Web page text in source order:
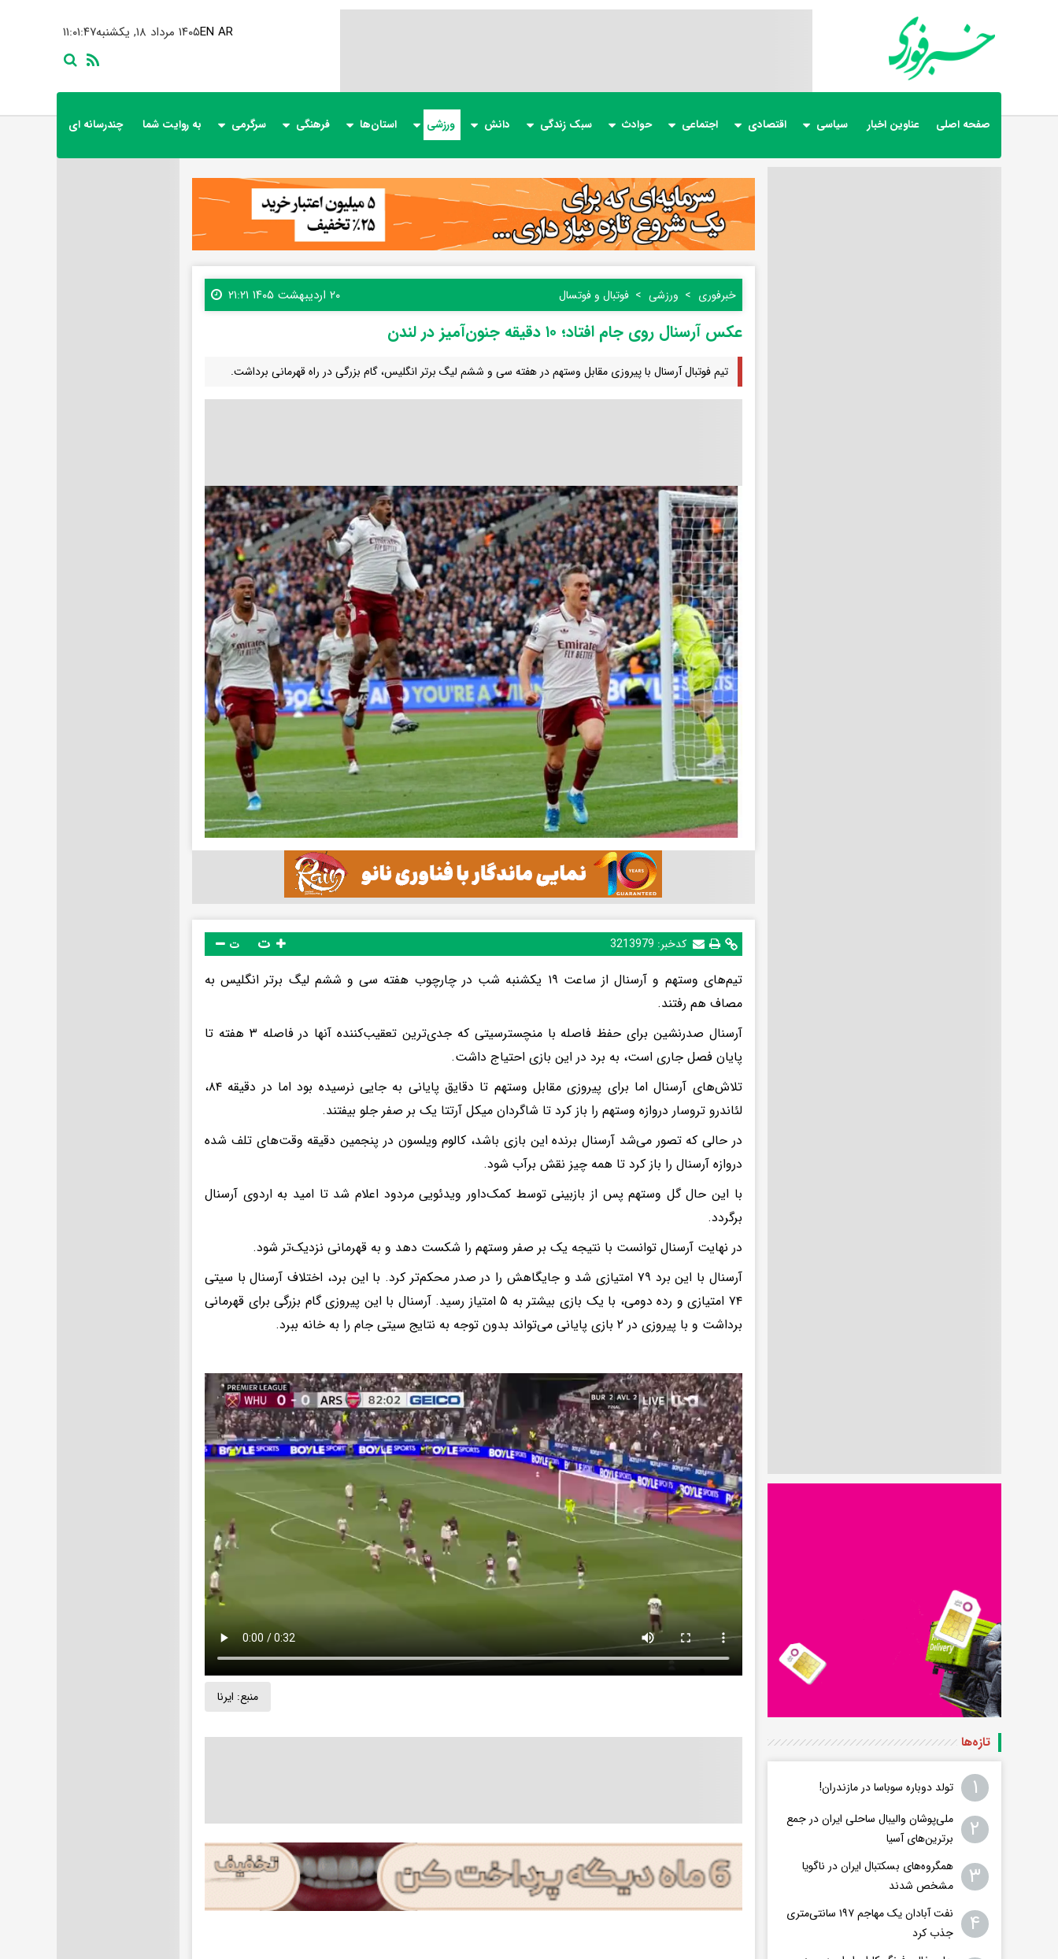
۱۱:۰۱:۴۸ ۱۴۰۵ مرداد ۱۸, یکشنبهEN AR
صفحه اصلی عناوین اخبار سیاسی اقتصادی اجتماعی حوادث سبک زندگی دانش ورزشی استان‌ها فرهنگی سرگرمی به روایت شما چندرسانه ای
خبرفوری ورزشی فوتبال و فوتسال ۲۰ اردیبهشت ۱۴۰۵ ۲۱:۲۱
عکس آرسنال روی جام افتاد؛ ۱۰ دقیقه جنون‌آمیز در لندن
تیم فوتبال آرسنال با پیروزی مقابل وستهم در هفته سی و ششم لیگ برتر انگلیس، گام بزرگی در راه قهرمانی برداشت.
کدخبر: 3213979 ت
تیم‌های وستهم و آرسنال از ساعت ۱۹ یکشنبه شب در چارچوب هفته سی و ششم لیگ برتر انگلیس به
مصاف هم رفتند.
آرسنال صدرنشین برای حفظ فاصله با منچسترسیتی که جدی‌ترین تعقیب‌کننده آنها در فاصله ۳ هفته تا
پایان فصل جاری است، به برد در این بازی احتیاج داشت.
تلاش‌های آرسنال اما برای پیروزی مقابل وستهم تا دقایق پایانی به جایی نرسیده بود اما در دقیقه ۸۴،
لئاندرو تروسار دروازه وستهم را باز کرد تا شاگردان میکل آرتتا یک بر صفر جلو بیفتند.
در حالی که تصور می‌شد آرسنال برنده این بازی باشد، کالوم ویلسون در پنجمین دقیقه وقت‌های تلف شده
دروازه آرسنال را باز کرد تا همه چیز نقش برآب شود.
با این حال گل وستهم پس از بازبینی توسط کمک‌داور ویدئویی مردود اعلام شد تا امید به اردوی آرسنال
برگردد.
در نهایت آرسنال توانست با نتیجه یک بر صفر وستهم را شکست دهد و به قهرمانی نزدیک‌تر شود.
آرسنال با این برد ۷۹ امتیازی شد و جایگاهش را در صدر محکم‌تر کرد. با این برد، اختلاف آرسنال با سیتی
۷۴ امتیازی و رده دومی، با یک بازی بیشتر به ۵ امتیاز رسید. آرسنال با این پیروزی گام بزرگی برای قهرمانی
برداشت و با پیروزی در ۲ بازی پایانی می‌تواند بدون توجه به نتایج سیتی جام را به خانه ببرد.
منبع: ایرنا
تازه‌ها
۱ تولد دوباره سوباسا در مازندران!
۲
ملی‌پوشان والیبال ساحلی ایران در جمع
برترین‌های آسیا
۳
همگروه‌های بسکتبال ایران در ناگویا
مشخص شدند
۴
نفت آبادان یک مهاجم ۱۹۷ سانتی‌متری
جذب کرد